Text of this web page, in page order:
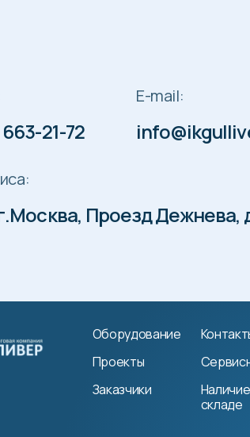
21-72
E-mail:
Проезд Дежнева,
Оборудование
Проекты
Заказчики
складе